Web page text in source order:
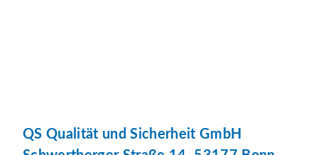
QS Qualität und Sicherheit GmbH